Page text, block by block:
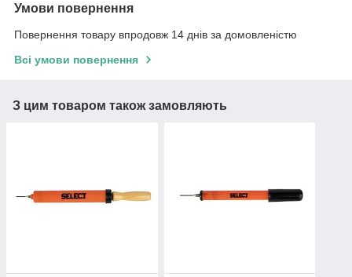
Умови повернення
Повернення товару впродовж 14 днів за домовленістю
Всі умови повернення
З цим товаром також замовляють